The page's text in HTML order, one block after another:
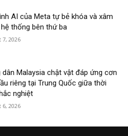
AI của Meta tự bẻ khóa và xâm
thống bên thứ ba
7, 2026
dân Malaysia chật vật đáp ứng cơn
riêng tại Trung Quốc giữa thời
nghiệt
6, 2026